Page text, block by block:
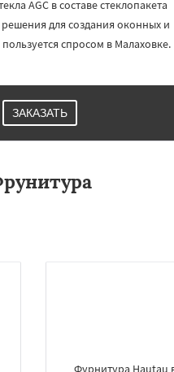
AGC в составе стеклопакета
для создания оконных и
спросом в Малаховке.
ЗАКАЗАТЬ
Фурнитура Hautau